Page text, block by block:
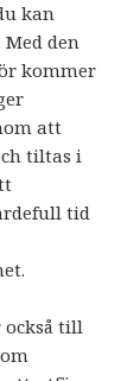
kan
den
kommer
att
tiltas i
tid
också till